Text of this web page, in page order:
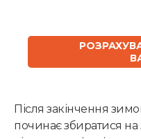
Після закінчення
починає збиратися на